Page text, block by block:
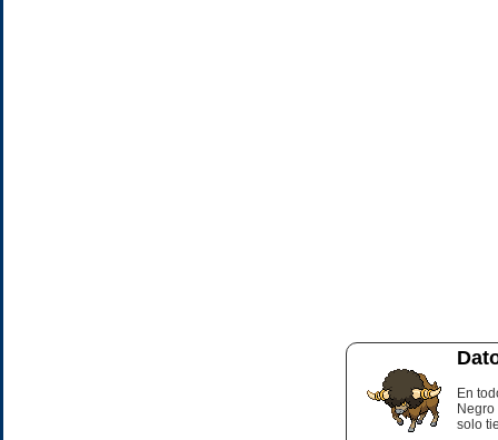
En
solo